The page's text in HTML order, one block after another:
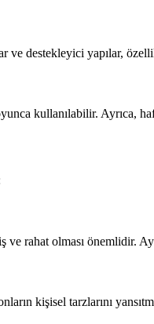
ve destekleyici yapılar,
kullanılabilir. Ayrıca,
rahat olması önemlidir.
kişisel tarzlarını